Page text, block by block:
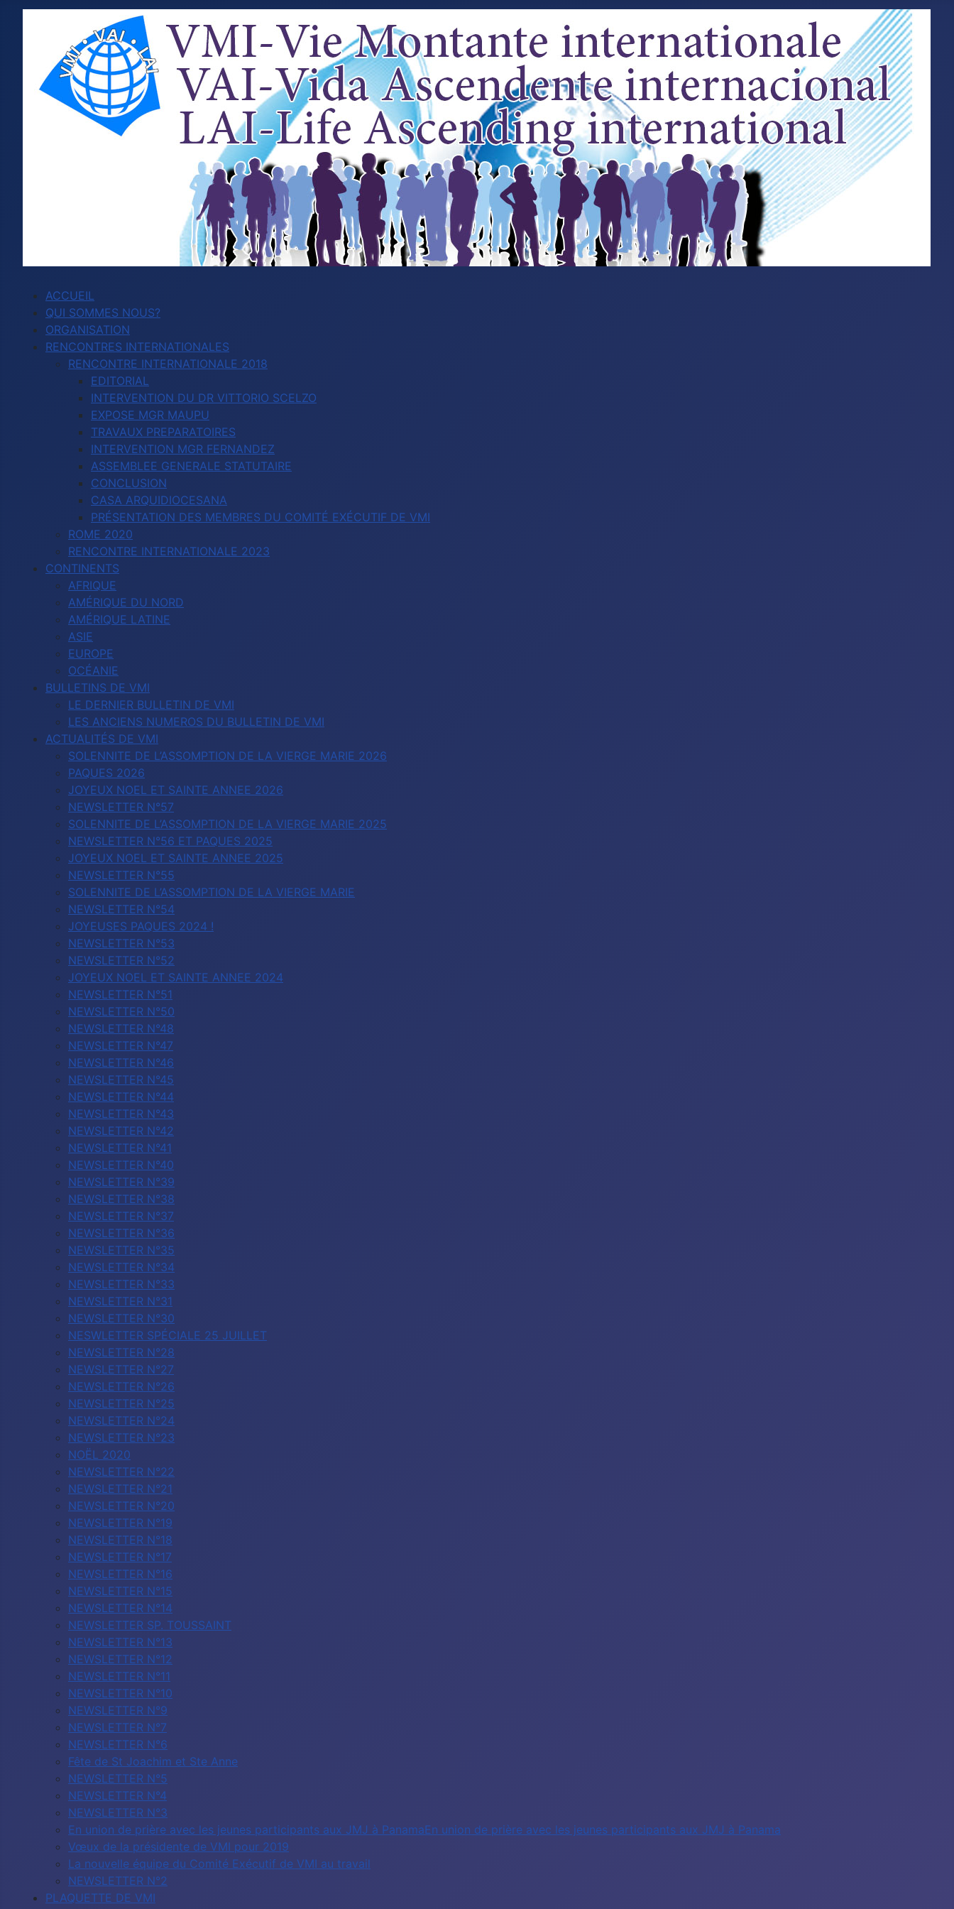
ACCUEIL
QUI SOMMES NOUS?
ORGANISATION
RENCONTRES INTERNATIONALES
RENCONTRE INTERNATIONALE 2018
EDITORIAL
INTERVENTION DU DR VITTORIO SCELZO
EXPOSE MGR MAUPU
TRAVAUX PREPARATOIRES
INTERVENTION MGR FERNANDEZ
ASSEMBLEE GENERALE STATUTAIRE
CONCLUSION
CASA ARQUIDIOCESANA
PRÉSENTATION DES MEMBRES DU COMITÉ EXÉCUTIF DE VMI
ROME 2020
RENCONTRE INTERNATIONALE 2023
CONTINENTS
AFRIQUE
AMÉRIQUE DU NORD
AMÉRIQUE LATINE
ASIE
EUROPE
OCÉANIE
BULLETINS DE VMI
LE DERNIER BULLETIN DE VMI
LES ANCIENS NUMEROS DU BULLETIN DE VMI
ACTUALITÉS DE VMI
SOLENNITE DE L’ASSOMPTION DE LA VIERGE MARIE 2026
PAQUES 2026
JOYEUX NOEL ET SAINTE ANNEE 2026
NEWSLETTER N°57
SOLENNITE DE L’ASSOMPTION DE LA VIERGE MARIE 2025
NEWSLETTER N°56 ET PAQUES 2025
JOYEUX NOEL ET SAINTE ANNEE 2025
NEWSLETTER N°55
SOLENNITE DE L’ASSOMPTION DE LA VIERGE MARIE
NEWSLETTER N°54
JOYEUSES PAQUES 2024 !
NEWSLETTER N°53
NEWSLETTER N°52
JOYEUX NOEL ET SAINTE ANNEE 2024
NEWSLETTER N°51
NEWSLETTER N°50
NEWSLETTER N°48
NEWSLETTER N°47
NEWSLETTER N°46
NEWSLETTER N°45
NEWSLETTER N°44
NEWSLETTER N°43
NEWSLETTER N°42
NEWSLETTER N°41
NEWSLETTER N°40
NEWSLETTER N°39
NEWSLETTER N°38
NEWSLETTER N°37
NEWSLETTER N°36
NEWSLETTER N°35
NEWSLETTER N°34
NEWSLETTER N°33
NEWSLETTER N°31
NEWSLETTER N°30
NESWLETTER SPÉCIALE 25 JUILLET
NEWSLETTER N°28
NEWSLETTER N°27
NEWSLETTER N°26
NEWSLETTER N°25
NEWSLETTER N°24
NEWSLETTER N°23
NOËL 2020
NEWSLETTER N°22
NEWSLETTER N°21
NEWSLETTER N°20
NEWSLETTER N°19
NEWSLETTER N°18
NEWSLETTER N°17
NEWSLETTER N°16
NEWSLETTER N°15
NEWSLETTER N°14
NEWSLETTER SP. TOUSSAINT
NEWSLETTER N°13
NEWSLETTER N°12
NEWSLETTER N°11
NEWSLETTER N°10
NEWSLETTER N°9
NEWSLETTER N°7
NEWSLETTER N°6
Fête de St Joachim et Ste Anne
NEWSLETTER N°5
NEWSLETTER N°4
NEWSLETTER N°3
En union de prière avec les jeunes participants aux JMJ à PanamaEn union de prière avec les jeunes participants aux JMJ à Panama
Vœux de la présidente de VMI pour 2019
La nouvelle équipe du Comité Exécutif de VMI au travail
NEWSLETTER N°2
PLAQUETTE DE VMI